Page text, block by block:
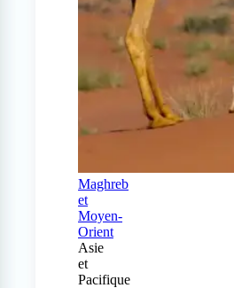
Maghreb
et
Moyen-
Orient
Asie
et
Pacifique